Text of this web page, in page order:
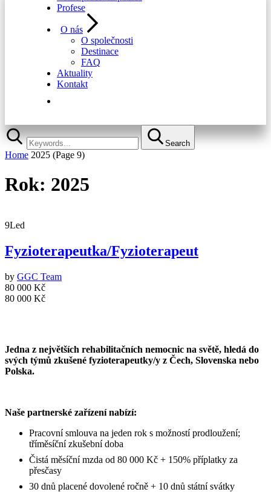
Profese
O nás
O společnosti
Destinace
FAQ
Aktuality
Kontakt
Search
Home 2025 (Page 9)
Rok: 2025
9Led
Fyzioterapeutka/Fyzioterapeut
by GGC Team
80 000 Kč
80 000 Kč
Jedna z největších rehabilitačních nemocnic na světě, hledá do
svých týmů zkušené fyzioterapeutky/y z Čech, Slovenska nebo
Polska.
Naše partnerské zařízení nabízí:
Pracovní smlouva na jeden rok s možností prodloužení;
tříměsíční zkušební doba
Čistá měsíční mzda od 80 000 Kč + 150% příplatky za
přesčasy
30 dnů placené dovolené ročně + 10 dnů státní svátky